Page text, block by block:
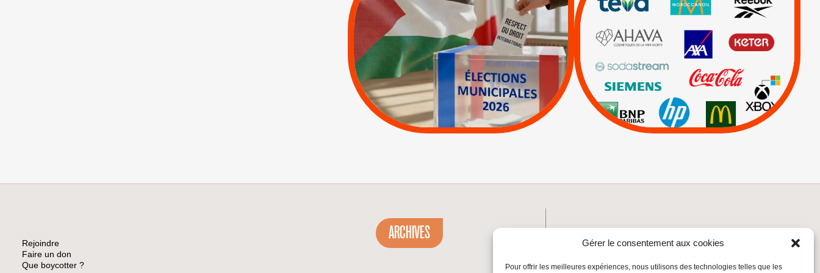
Gérer le consentement aux cookies
Pour offrir les meilleures expériences, nous utilisons des technologies telles que les
RESPECT DU DROIT
INTERNATIONAL EN
PALESTINE
APPELS | Actus |
Espaces Sans
Apartheid
| Lettres d'interpellation
Actus | Ahava
Carrefour HP
Keter |
Livres et brochures
Mehadrin | PUMA |
Sodastream
Visuels, tracts,
affiches,...
Rejoindre
Faire un don
Que boycotter ?
ARCHIVES
INSCRIVEZ-VOUS À LA NEWSLETTER